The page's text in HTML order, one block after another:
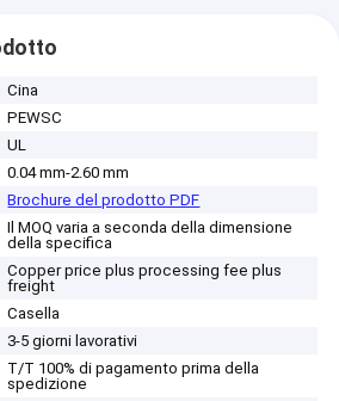
Cina
PEWSC
UL
0.04 mm-2.60 mm
Brochure del prodotto PDF
Il MOQ varia a seconda della dimensione
della specifica
Copper price plus processing fee plus
freight
Casella
3-5 giorni lavorativi
T/T 100% di pagamento prima della
spedizione